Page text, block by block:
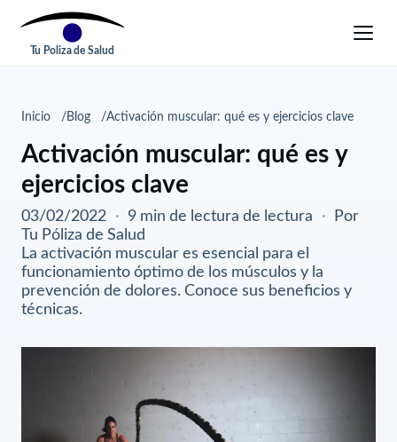
Tu Poliza de Salud
Inicio Blog Activación muscular: qué es y ejercicios clave
Activación muscular: qué es y
ejercicios clave
03/02/2022 · 9 min de lectura de lectura ·
Por
Tu Póliza de Salud
La activación muscular es esencial para el
funcionamiento óptimo de los músculos y la
prevención de dolores. Conoce sus beneficios y
técnicas.